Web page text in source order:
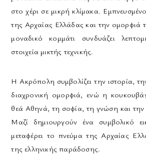
στο χέρι σε μικρή κλίμακα.
της Αρχαίας Ελλάδας και την ομορφιά
μοναδικό κομμάτι συνδυάζει
στοιχεία μικτής τεχνικής.
Η Ακρόπολη συμβολίζει την ιστορία,
διαχρονική ομορφιά, ενώ η
θεά Αθηνά, τη σοφία, τη γνώση και την
Μαζί δημιουργούν ένα συμβολικό
μεταφέρει το πνεύμα της Αρχαίας
της ελληνικής παράδοσης.